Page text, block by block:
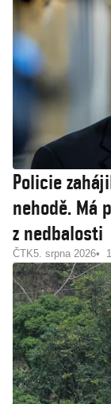
Policie
nehodě. Má
z nedbalosti
ČTK5. srpna 2026